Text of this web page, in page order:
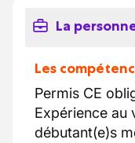
La
Les
Permis CE
Expérience au
débutant(e)s